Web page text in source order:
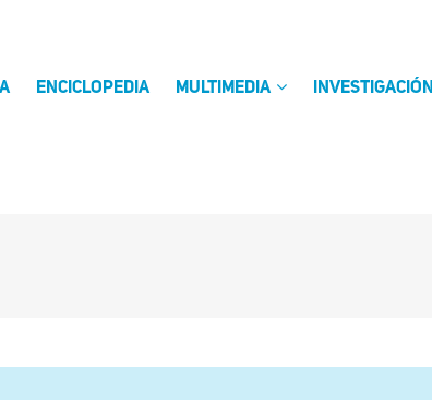
ENCICLOPEDIA MULTIMEDIA INVESTIGACIÓN